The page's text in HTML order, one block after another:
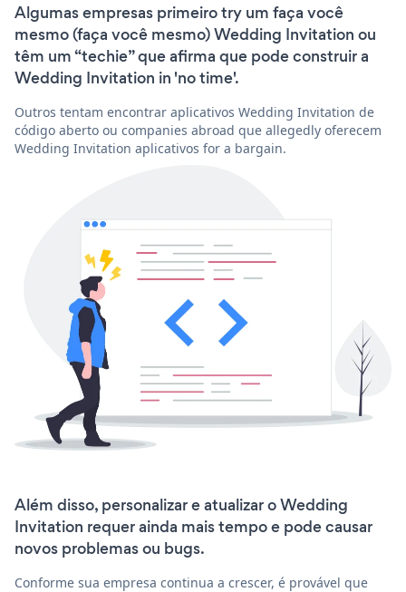
Algumas empresas primeiro try um faça você
mesmo (faça você mesmo) Wedding Invitation ou
têm um “techie” que afirma que pode construir a
Wedding Invitation in 'no time'.
Outros tentam encontrar aplicativos Wedding Invitation de
código aberto ou companies abroad que allegedly oferecem
Wedding Invitation aplicativos for a bargain.
Além disso, personalizar e atualizar o Wedding
Invitation requer ainda mais tempo e pode causar
novos problemas ou bugs.
Conforme sua empresa continua a crescer, é provável que